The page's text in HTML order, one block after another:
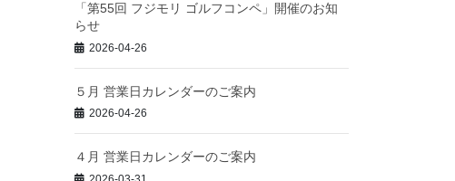
「第55回 フジモリ ゴルフコンペ」開催のお知
らせ
2026-04-26
５月 営業日カレンダーのご案内
2026-04-26
４月 営業日カレンダーのご案内